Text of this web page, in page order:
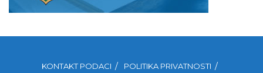
KONTAKT PODACI
POLITIKA PRIVATNOSTI